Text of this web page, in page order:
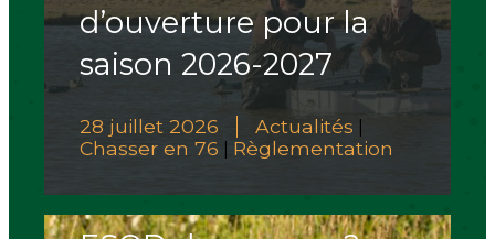
d’ouverture pour la
saison 2026-2027
28 juillet 2026 Actualités
Chasser en 76 Règlementation